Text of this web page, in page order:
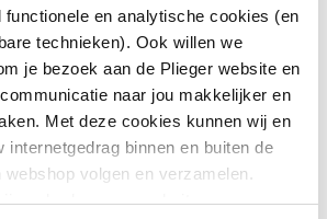
functionele en analytische cookies (en
technieken). Ook willen we
je bezoek aan de Plieger website en
naar jou makkelijker en
Met deze cookies kunnen wij en
internetgedrag binnen en buiten de
webshop volgen en verzamelen.
en derden onze website, app,
Zink
100